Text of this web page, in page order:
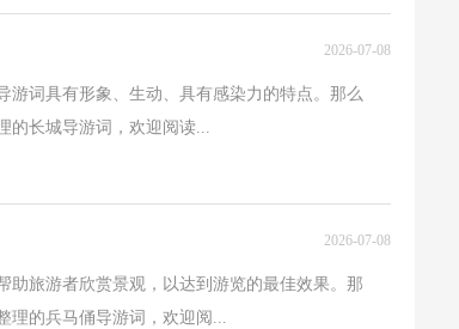
2026-07-08
词具有形象、生动、具有感染力的特点。那么
长城导游词，欢迎阅读...
2026-07-08
助旅游者欣赏景观，以达到游览的最佳效果。那
的兵马俑导游词，欢迎阅...